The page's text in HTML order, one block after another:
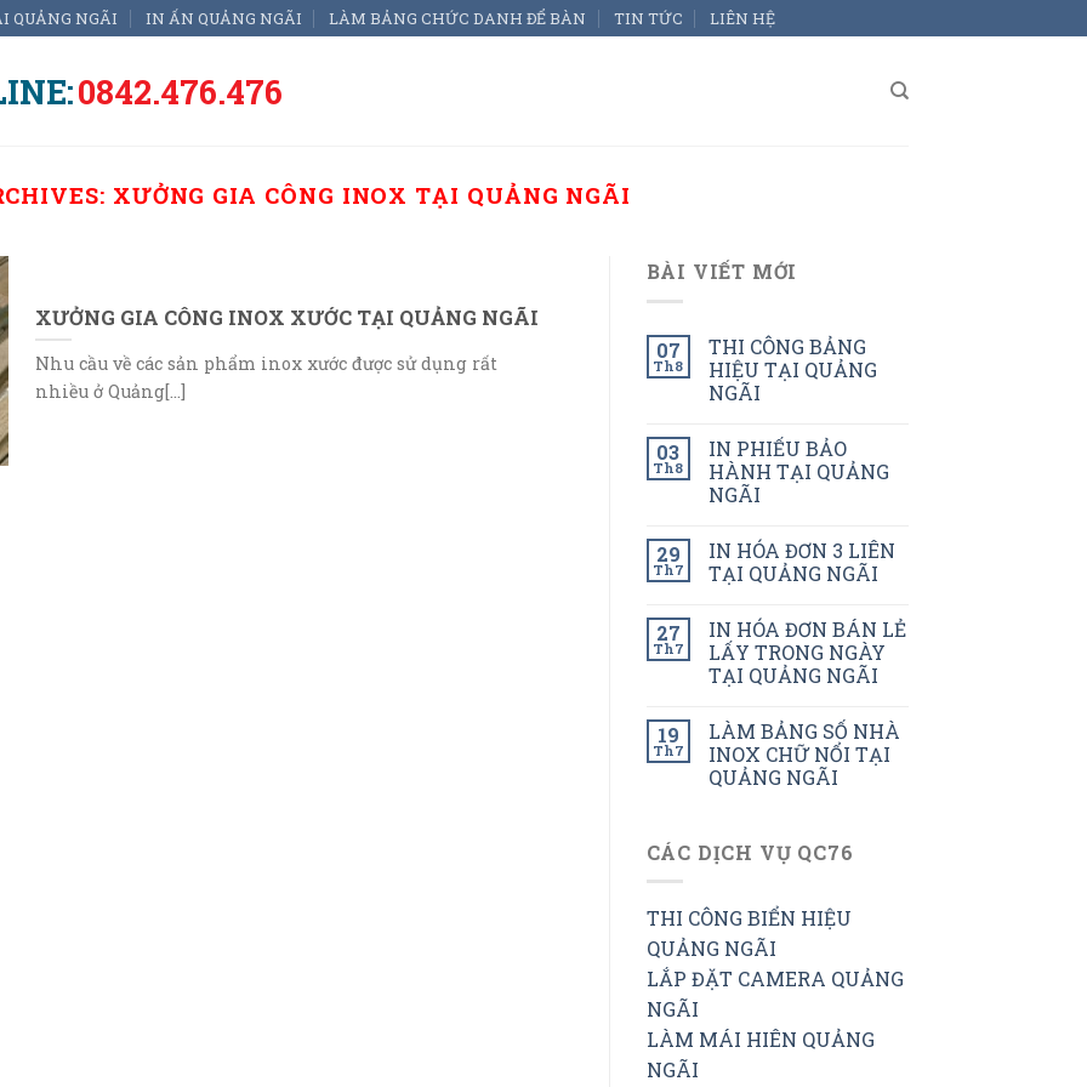
QUẢNG NGÃI IN ẤN QUẢNG NGÃI LÀM BẢNG CHỨC DANH ĐỂ BÀN TIN TỨC LIÊN HỆ
0842.476.476
XƯỞNG GIA CÔNG INOX TẠI QUẢNG NGÃI
XƯỞNG GIA CÔNG INOX XƯỚC TẠI QUẢNG NGÃI
Nhu cầu về các sản phẩm inox xước được sử dụng rất
nhiều ở Quảng[...]
BÀI VIẾT MỚI
07
Th8
THI CÔNG BẢNG
HIỆU TẠI QUẢNG
NGÃI
03
Th8
IN PHIẾU BẢO
HÀNH TẠI QUẢNG
NGÃI
29
Th7
IN HÓA ĐƠN 3 LIÊN
TẠI QUẢNG NGÃI
27
Th7
IN HÓA ĐƠN BÁN LẺ
LẤY TRONG NGÀY
TẠI QUẢNG NGÃI
19
Th7
LÀM BẢNG SỐ NHÀ
INOX CHỮ NỔI TẠI
QUẢNG NGÃI
CÁC DỊCH VỤ QC76
THI CÔNG BIỂN HIỆU
QUẢNG NGÃI
LẮP ĐẶT CAMERA QUẢNG
NGÃI
LÀM MÁI HIÊN QUẢNG
NGÃI